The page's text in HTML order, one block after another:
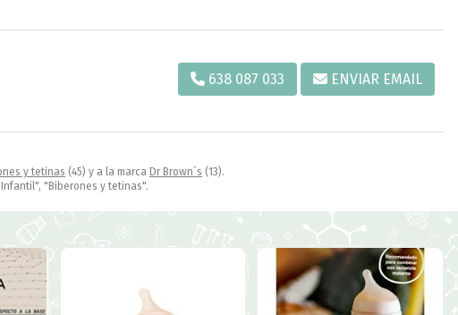
y tetinas (45) y a la marca Dr Brown`s (13).
"Biberones y tetinas".
638 087 033 ENVIAR EMAIL